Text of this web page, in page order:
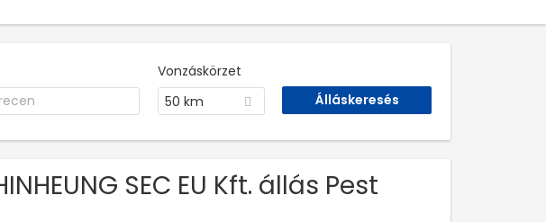
Vonzáskörzet
50 km
SEC EU Kft. állás Pest